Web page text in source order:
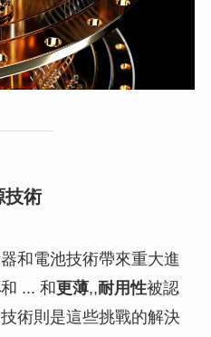
技術
和電池技術帶來重大進
和 ... 和更薄,,耐用性被認
術則是這些挑戰的解決